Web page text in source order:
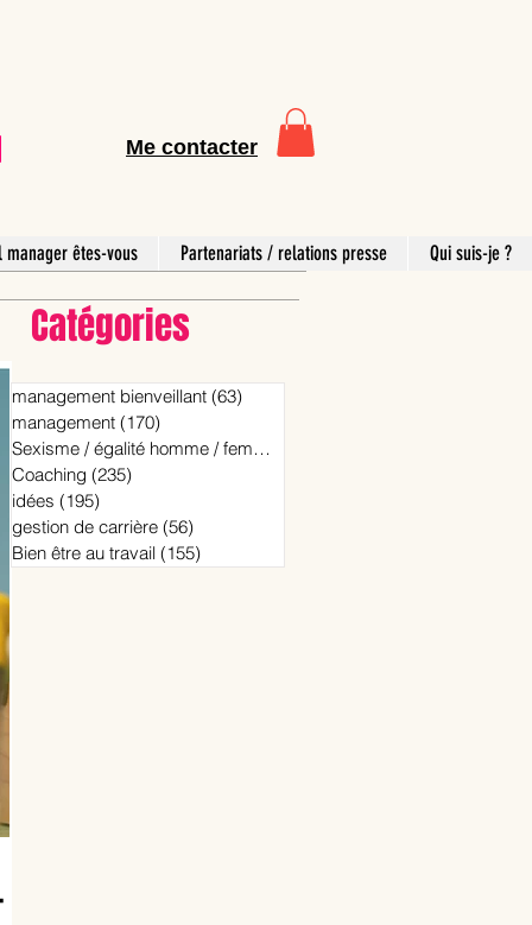
Me contacter
manager êtes-vous Partenariats / relations presse Qui suis-je ?
Catégories
management bienveillant (63)
management (170)
Sexisme / égalité homme / femme
Coaching (235)
idées (195)
gestion de carrière (56)
Bien être au travail (155)